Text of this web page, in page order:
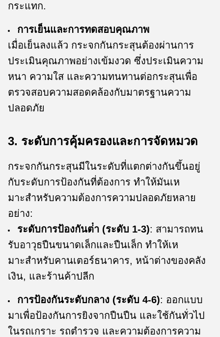
กระแทก.
การเย็นและการทดสอบคุณภาพ
เมื่อเย็นลงแล้ว กระจกกันกระสุนต้องผ่านการ
ประเมินคุณภาพอย่างเข้มงวด ซึ่งประเมินความ
หนา ความใส และความทนทานต่อกระสุนเพื่อ
ตรวจสอบความสอดคล้องกับมาตรฐานความ
ปลอดภัย
3. ระดับการคุ้มครองและการจัดหมวด
กระจกกันกระสุนมีในระดับที่แตกต่างกันขึ้นอยู่
กับระดับการป้องกันที่ต้องการ ทําให้มันเห
มาะสําหรับความต้องการความปลอดภัยหลาย
อย่าง:
ระดับการป้องกันต่ํา (ระดับ 1-3): สามารถทน
รับอาวุธปืนขนาดเล็กและปืนเล็ก ทําให้เห
มาะสําหรับคานเตอร์ธนาคาร, หน้าต่างของคลัง
เงิน, และร้านค้าปลีก
การป้องกันระดับกลาง (ระดับ 4-6): ออกแบบ
มาเพื่อป้องกันการยิงจากปืนปืน และใช้กันทั่วไป
ในรถเกราะ รถตํารวจ และความต้องการความ